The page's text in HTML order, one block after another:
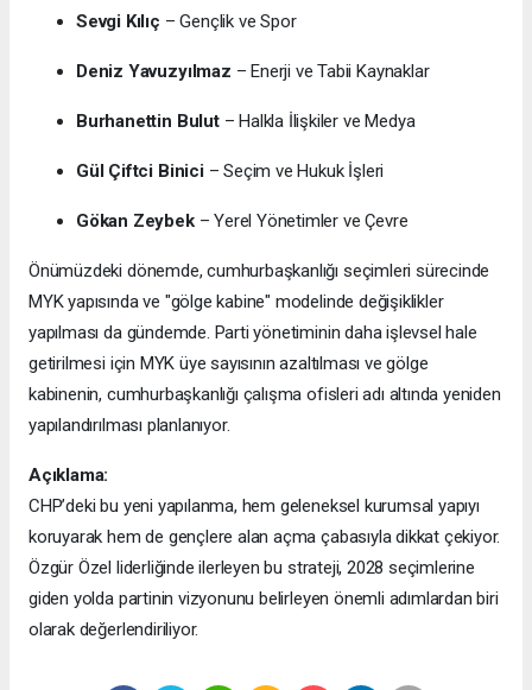
Sevgi Kılıç – Gençlik ve Spor
Deniz Yavuzyılmaz – Enerji ve Tabii Kaynaklar
Burhanettin Bulut– Halkla İlişkiler ve Medya
Gül Çiftci Binici– Seçim ve Hukuk İşleri
Gökan Zeybek– Yerel Yönetimler ve Çevre
Önümüzdeki dönemde, cumhurbaşkanlığı seçimleri sürecinde
MYK yapısında ve "gölge kabine" modelinde değişiklikler
yapılması da gündemde. Parti yönetiminin daha işlevsel hale
getirilmesi için MYK üye sayısının azaltılması ve gölge
kabinenin, cumhurbaşkanlığı çalışma ofisleri adı altında yeniden
yapılandırılması planlanıyor.
Açıklama:
CHP’deki bu yeni yapılanma, hem geleneksel kurumsal yapıyı
koruyarak hem de gençlere alan açma çabasıyla dikkat çekiyor.
Özgür Özel liderliğinde ilerleyen bu strateji, 2028 seçimlerine
giden yolda partinin vizyonunu belirleyen önemli adımlardan biri
olarak değerlendiriliyor.